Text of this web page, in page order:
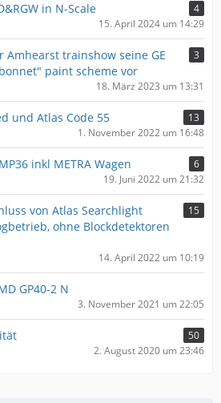
in N-Scale
4
15. April 2024 um 14:29
Amhearst trainshow seine GE
paint scheme vor
3
18. März 2023 um 13:31
und Atlas Code 55
13
1. November 2022 um 16:48
inkl METRA Wagen
6
19. Juni 2022 um 21:32
von Atlas Searchlight
ohne Blockdetektoren
15
14. April 2022 um 10:19
GP40-2 N
3. November 2021 um 22:05
50
2. August 2020 um 23:46